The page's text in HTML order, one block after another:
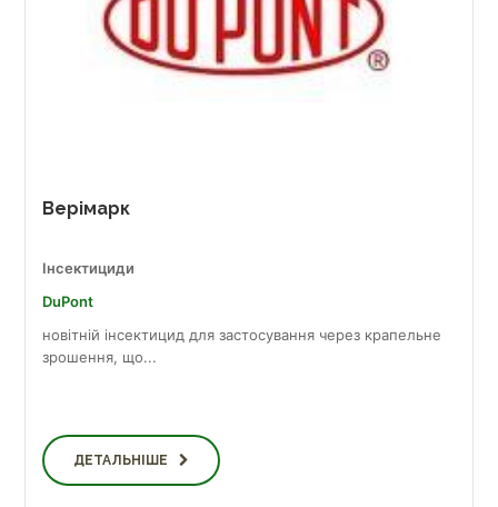
Верімарк
Інсектициди
DuPont
новітній інсектицид для застосування через крапельне
зрошення, що...
ДЕТАЛЬНІШЕ